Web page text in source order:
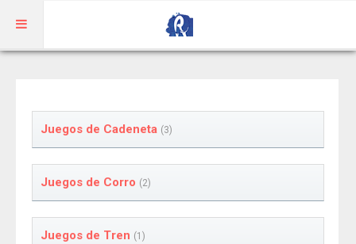
Adivinanzas
Cuentos
Juegos de Cadeneta (3)
Juegos de Corro (2)
Juegos de Tren (1)